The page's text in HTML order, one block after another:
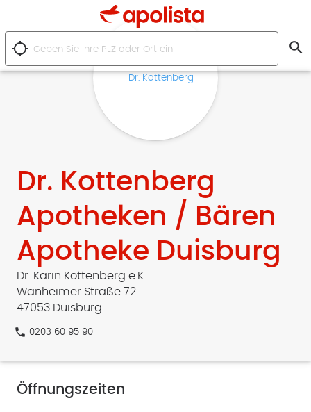
location_searching search
Dr. Kottenberg
Apotheken / Bären
Apotheke Duisburg
Dr. Karin Kottenberg e.K.
Wanheimer Straße 72
47053 Duisburg
phone 0203 60 95 90
Öffnungszeiten